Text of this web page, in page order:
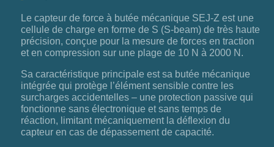
Le capteur de force à butée mécanique SEJ-Z est une
cellule de charge en forme de S (S-beam) de très haute
précision, conçue pour la mesure de forces en traction
et en compression sur une plage de 10 N à 2000 N.
Sa caractéristique principale est sa butée mécanique
intégrée qui protège l’élément sensible contre les
surcharges accidentelles – une protection passive qui
fonctionne sans électronique et sans temps de
réaction, limitant mécaniquement la déflexion du
capteur en cas de dépassement de capacité.